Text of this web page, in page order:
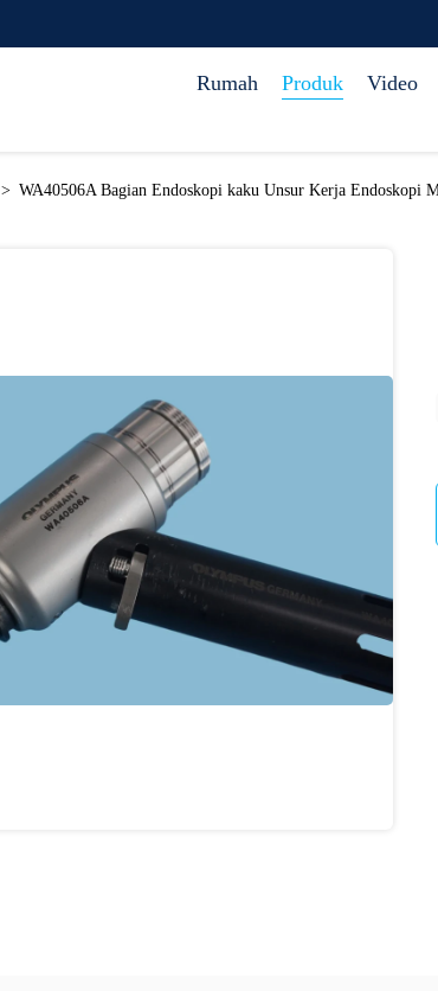
Rumah Produk Video
> WA40506A Bagian Endoskopi kaku Unsur Kerja Endoskopi